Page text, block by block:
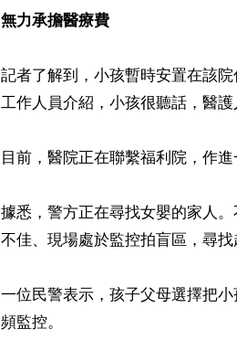
無力承擔醫療費
記者了解到，小孩暫時安置在該
工作人員介紹，小孩很聽話，醫
目前，醫院正在聯繫福利院，作進
據悉，警方正在尋找女嬰的家人
不佳、現場處於監控拍盲區，尋找
一位民警表示，孩子父母選擇把
頻監控。